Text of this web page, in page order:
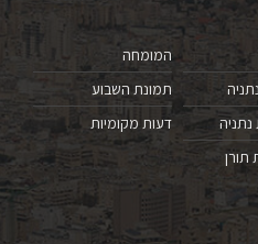
המומחה
תמונת השבוע
דעות מקומיות